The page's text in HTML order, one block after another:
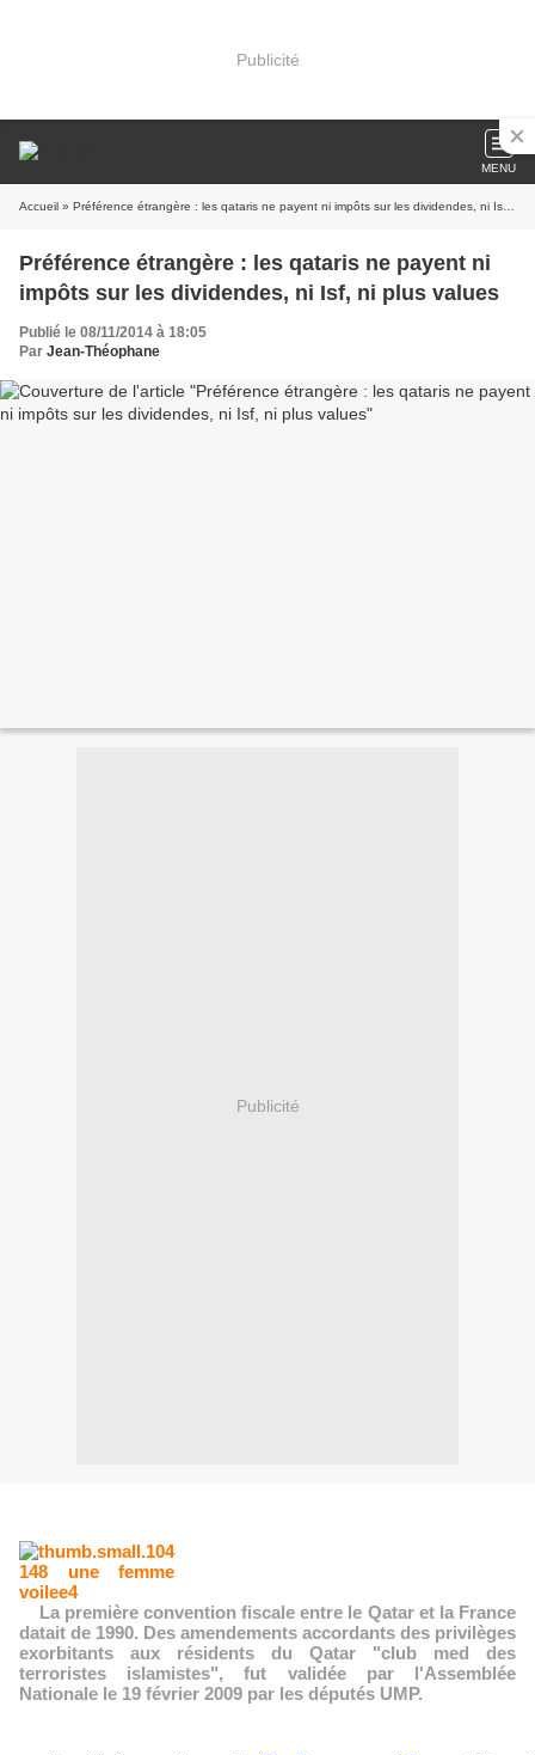
Publicité
MENU
Accueil » Préférence étrangère : les qataris ne payent ni impôts sur les dividendes, ni Isf, ni plus values
Préférence étrangère : les qataris ne payent ni
impôts sur les dividendes, ni Isf, ni plus values
Publié le 08/11/2014 à 18:05
Par Jean-Théophane
Publicité
La première convention fiscale entre le Qatar et la France
datait de 1990. Des amendements accordants des privilèges
exorbitants aux résidents du Qatar "club med des
terroristes islamistes", fut validée par l'Assemblée
Nationale le 19 février 2009 par les députés UMP.